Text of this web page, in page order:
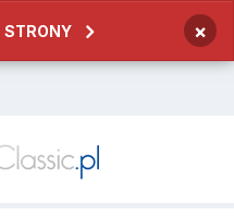
STRONY ×